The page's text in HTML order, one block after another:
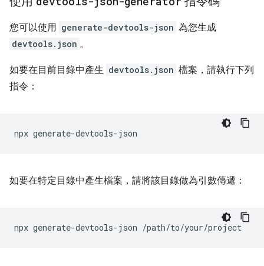
您可以使用 generate-devtools-json 為您生成
devtools.json 。
如要在目前目錄中產生 devtools.json 檔案，請執行下列
指令：
npx generate-devtools- json
如要在特定目錄中產生檔案，請將該目錄做為引數傳遞：
npx generate-devtools- json /path/to/your/project